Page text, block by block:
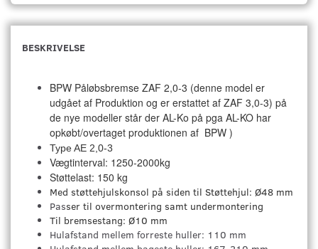
BESKRIVELSE
BPW Påløbsbremse ZAF 2,0-3 (denne model er
udgået af Produktion og er erstattet af ZAF 3,0-3) på
de nye modeller står der AL-Ko på pga AL-KO har
opkøbt/overtaget produktionen af BPW )
Type AE 2,0-3
Vægtinterval: 1250-2000kg
Støttelast: 150 kg
Med støttehjulskonsol på siden til Støttehjul: Ø48 mm
Passer til overmontering samt undermontering
Til bremsestang: Ø10 mm
Hulafstand mellem forreste huller: 110 mm